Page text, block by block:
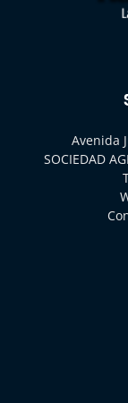
Avenida
SOCIEDAD